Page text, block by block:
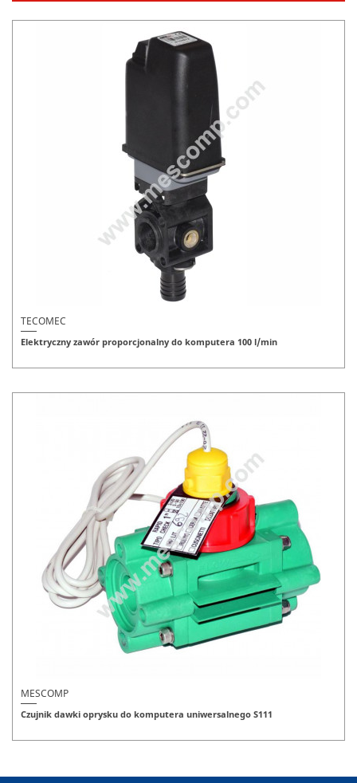
TECOMEC
Elektryczny zawór proporcjonalny do komputera 100 l/min
MESCOMP
Czujnik dawki oprysku do komputera uniwersalnego S111